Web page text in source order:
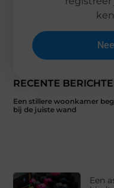
RECENTE
Een stillere woonkamer
bij de juiste wand
Een